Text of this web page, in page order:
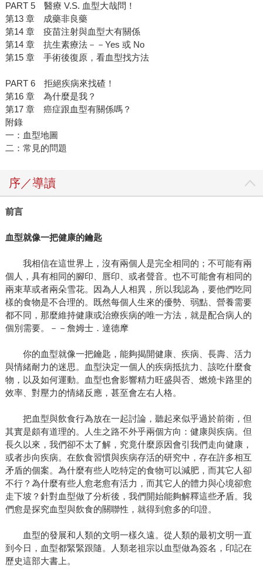
PART 5 醫療 V.S. 血型大哉問！
第13 章 成藥非良藥
第14 章 疫苗注射與血型大有關係
第14 章 抗生素療法－－Yes 或 No
第15 章 手術後復原，看血型找方法
PART 6 拒絕疾病來找碴！
第16 章 為什麼是我？
第17 章 癌症跟血型有關係嗎？
附錄
一：血型地圖
二：常見的問題
序／導讀
前言
血型就像一把健康的鑰匙
我相信在這世界上，沒有兩個人是完全相同的；不可能有兩
個人，具有相同的腳印、唇印、或者聲音。也不可能會有相同的
兩束草或者兩朵雪花。因為人人相異，所以我認為，要他們吃同
樣的食物是不合理的。既然每個人生來的優勢、弱點、營養需要
都不同，那麼維持健康或治療疾病的唯一方法，就是配合病人的
個別需要。－－詹姆士．達德摩
你的血型就像一把鑰匙，能夠揭開健康、疾病、長壽、活力
與情緒耐力的迷思。血型決定一個人的疾病抵抗力、該吃什麼食
物，以及如何運動。血型也會影響精力旺盛與否、燃燒卡路里的
效率、對壓力的情緒反應，甚至會左右人格。
把血型與飲食行為放在一起討論，聽起來似乎過於前衛，但
其實是頗有道理的。人生之路不外乎兩個方向：健康與疾病。但
長久以來，我們卻不太了解，究竟什麼原因會引我們走向健康，
或者步向疾病。在飲食習慣與疾病存活的研究中，存在許多相互
矛盾的個案。為什麼有些人吃特定的食物可以減肥，而其它人卻
不行？為什麼有些人愈老愈有活力，而其它人的體力與心境卻愈
走下坡？針對血型做了分析後，我們開始能夠解釋這些矛盾。我
們愈是探究血型與飲食的關聯性，就得到愈多的印證。
血型的發展和人類的文明一樣久遠。從人類的最初文明一直
到今日，血型都緊緊跟隨。人類老祖宗以血型做為簽名，印記在
歷史這部大書上。